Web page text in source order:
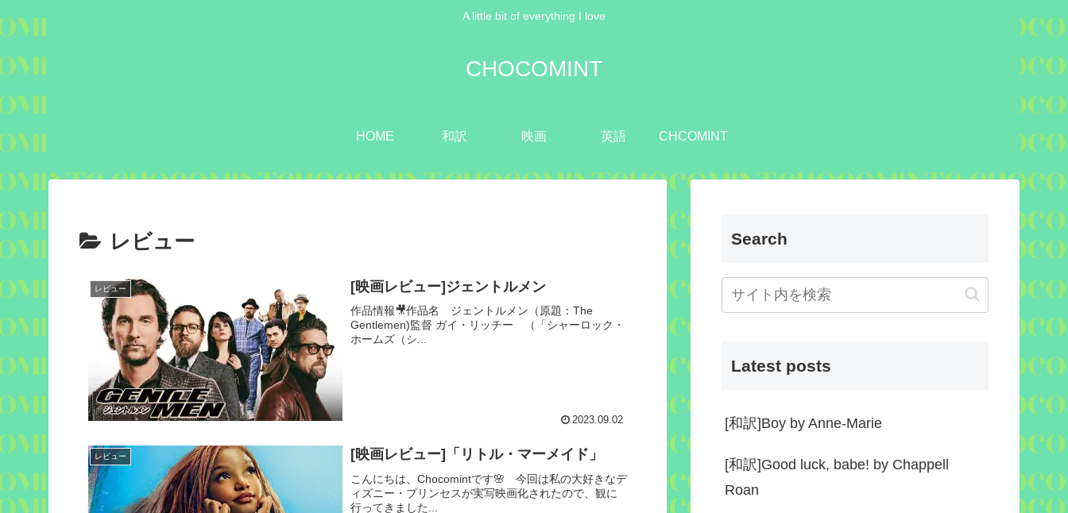
A little bit of everything I love
CHOCOMINT
HOME 和訳 映画 英語 CHCOMINT
レビュー
レビュー [映画レビュー]ジェントルメン
作品情報🎥作品名 ジェントルメン（原題：The
Gentlemen)監督 ガイ・リッチー （「シャーロック・
ホームズ（シ...
2023.09.02
レビュー [映画レビュー]「リトル・マーメイド」
こんにちは、Chocomintです🌸 今回は私の大好きなデ
ィズニー・プリンセスが実写映画化されたので、観に
行ってきました...
Search
Latest posts
[和訳]Boy by Anne-Marie
[和訳]Good luck, babe! by Chappell
Roan